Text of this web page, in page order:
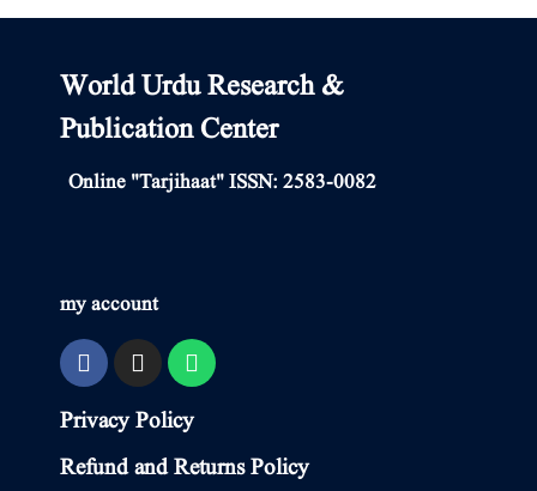
World Urdu Research &
Publication Center
Online "Tarjihaat" ISSN: 2583-0082
my account
Privacy Policy
Refund and Returns Policy